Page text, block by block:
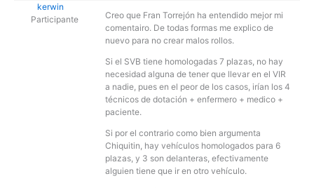
kerwin
Participante
Creo que Fran Torrejón ha entendido mejor mi
comentairo. De todas formas me explico de
nuevo para no crear malos rollos.
Si el SVB tiene homologadas 7 plazas, no hay
necesidad alguna de tener que llevar en el VIR
a nadie, pues en el peor de los casos, irían los 4
técnicos de dotación + enfermero + medico +
paciente.
Si por el contrario como bien argumenta
Chiquitin, hay vehículos homologados para 6
plazas, y 3 son delanteras, efectivamente
alguien tiene que ir en otro vehículo.